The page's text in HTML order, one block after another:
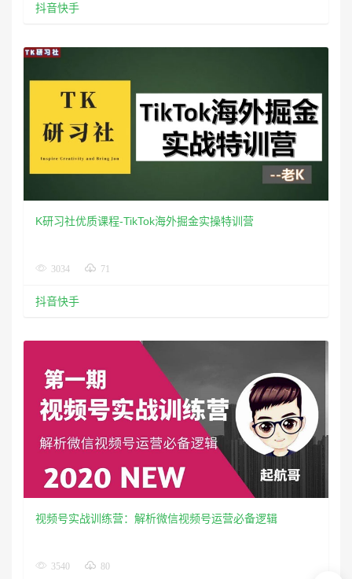
抖音快手
​K研习社优质课程-TikTok海外掘金实操特训营
3034 71
抖音快手
视频号实战训练营：解析微信视频号运营必备逻辑
3540 80